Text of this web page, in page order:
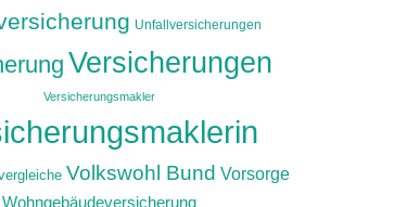
Unfallversicherungen
Versicherungen
Versicherungsmakler
Volkswohl Bund Vorsorge
Wohngebäudeversicherung